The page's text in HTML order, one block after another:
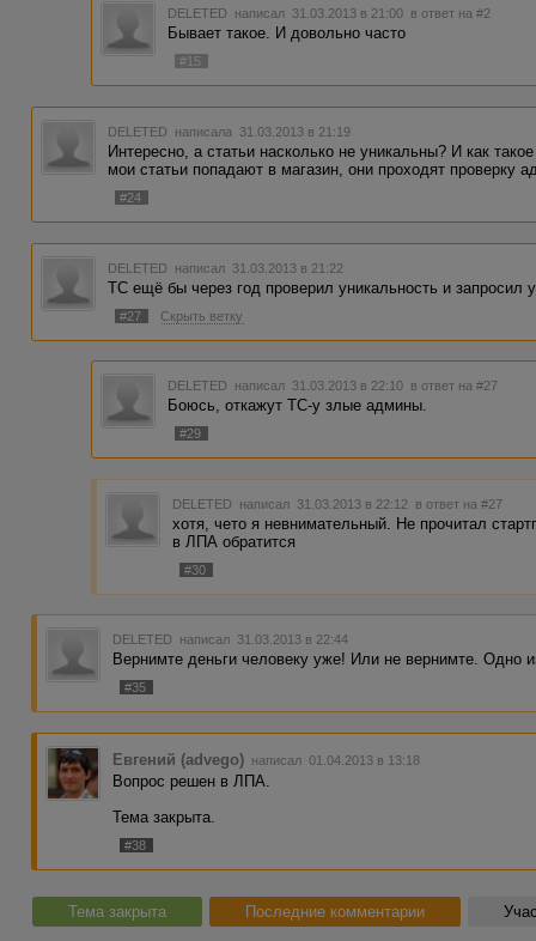
DELETED написал 31.03.2013 в 21:00 в ответ на #2
Бывает такое. И довольно часто
#15
DELETED написала 31.03.2013 в 21:19
Интересно, а статьи насколько не уникальны? И как
мои статьи попадают в магазин, они проходят проверку
#24
DELETED написал 31.03.2013 в 21:22
ТС ещё бы через год проверил уникальность и запросил
#27 Скрыть ветку
DELETED написал 31.03.2013 в 22:10 в ответ на #27
Боюсь, откажут ТС-у злые админы.
#29
DELETED написал 31.03.2013 в 22:12 в ответ на #27
хотя, чето я невнимательный. Не прочитал
в ЛПА обратится
#30
DELETED написал 31.03.2013 в 22:44
Вернимте деньги человеку уже! Или не вернимте. Одно
#35
Евгений (advego) написал 01.04.2013 в 13:18
Вопрос решен в ЛПА.
Тема закрыта.
#38
Тема закрыта Последние комментарии